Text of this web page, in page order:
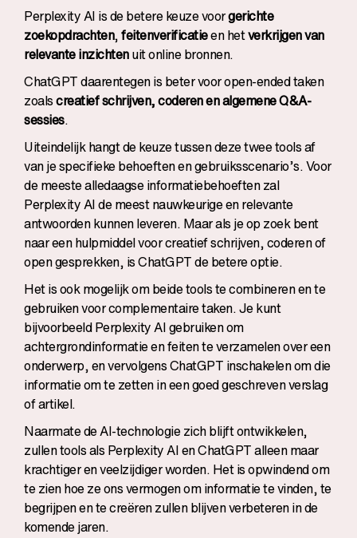
Perplexity AI is de betere keuze voorgerichte
zoekopdrachten,feitenverificatieen hetverkrijgen van
relevante inzichtenuit online bronnen.
ChatGPT daarentegen is beter voor open-ended taken
zoalscreatief schrijven, coderen en algemene Q&A-
sessies.
Uiteindelijk hangt de keuze tussen deze twee tools af
van je specifieke behoeften en gebruiksscenario’s. Voor
de meeste alledaagse informatiebehoeften zal
Perplexity AI de meest nauwkeurige en relevante
antwoorden kunnen leveren. Maar als je op zoek bent
naar een hulpmiddel voor creatief schrijven, coderen of
open gesprekken, is ChatGPT de betere optie.
Het is ook mogelijk om beide tools te combineren en te
gebruiken voor complementaire taken. Je kunt
bijvoorbeeld Perplexity AI gebruiken om
achtergrondinformatie en feiten te verzamelen over een
onderwerp, en vervolgens ChatGPT inschakelen om die
informatie om te zetten in een goed geschreven verslag
of artikel.
Naarmate de AI-technologie zich blijft ontwikkelen,
zullen tools als Perplexity AI en ChatGPT alleen maar
krachtiger en veelzijdiger worden. Het is opwindend om
te zien hoe ze ons vermogen om informatie te vinden, te
begrijpen en te creëren zullen blijven verbeteren in de
komende jaren.